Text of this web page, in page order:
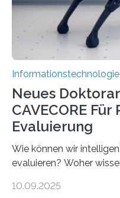
verarbeiten müssen,
Rechenarchitekturen.
rücken dabei
Informationstechnologie
Neues
CAVECORE
Evaluierung
Wie können wir
evaluieren? Woher
sich CAVECORE – ein
10.09.2025